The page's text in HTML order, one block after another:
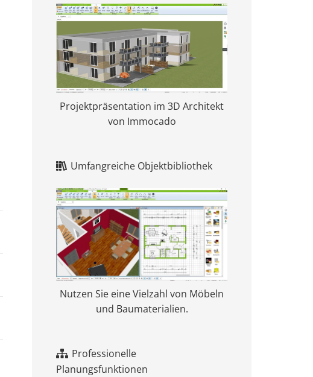
Projektpräsentation im 3D Architekt
von Immocado
Umfangreiche Objektbibliothek
Nutzen Sie eine Vielzahl von Möbeln
und Baumaterialien.
Professionelle
Planungsfunktionen